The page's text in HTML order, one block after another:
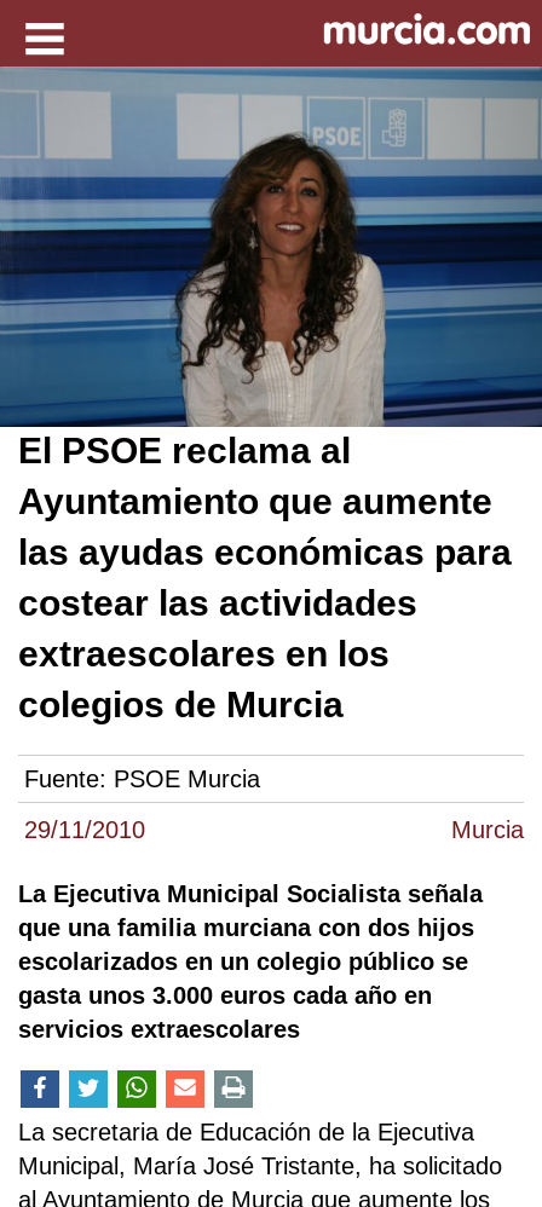
29/11/2010 Murcia
El PSOE reclama al
Ayuntamiento que aumente
las ayudas económicas para
costear las actividades
extraescolares en los
colegios de Murcia
Fuente: PSOE Murcia
La Ejecutiva Municipal Socialista señala
que una familia murciana con dos hijos
escolarizados en un colegio público se
gasta unos 3.000 euros cada año en
servicios extraescolares
La secretaria de Educación de la Ejecutiva
Municipal, María José Tristante, ha solicitado
al Ayuntamiento de Murcia que aumente los